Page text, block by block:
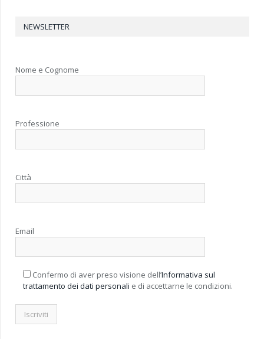
NEWSLETTER
Nome e Cognome
Professione
Città
Email
Confermo di aver preso visione dell’Informativa sul
trattamento dei dati personali e di accettarne le condizioni.